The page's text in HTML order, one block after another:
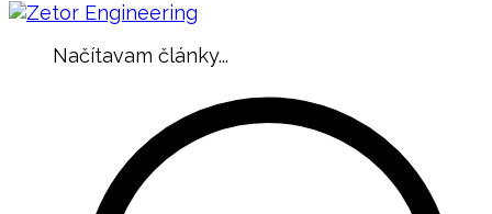
Načítavam články...